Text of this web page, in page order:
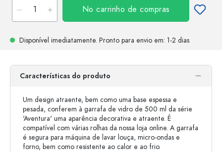
No carrinho de compras
Disponível imediatamente. Pronto para envio em: 1-2 dias
Características do produto
Um design atraente, bem como uma base espessa e
pesada, conferem à garrafa de vidro de 500 ml da série
'Aventura' uma aparência decorativa e atraente. É
compatível com várias rolhas da nossa loja online. A garrafa
é segura para máquina de lavar louça, micro-ondas e
forno, bem como resistente ao calor e ao frio.